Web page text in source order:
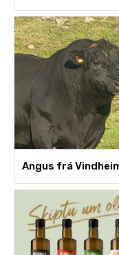
Angus frá